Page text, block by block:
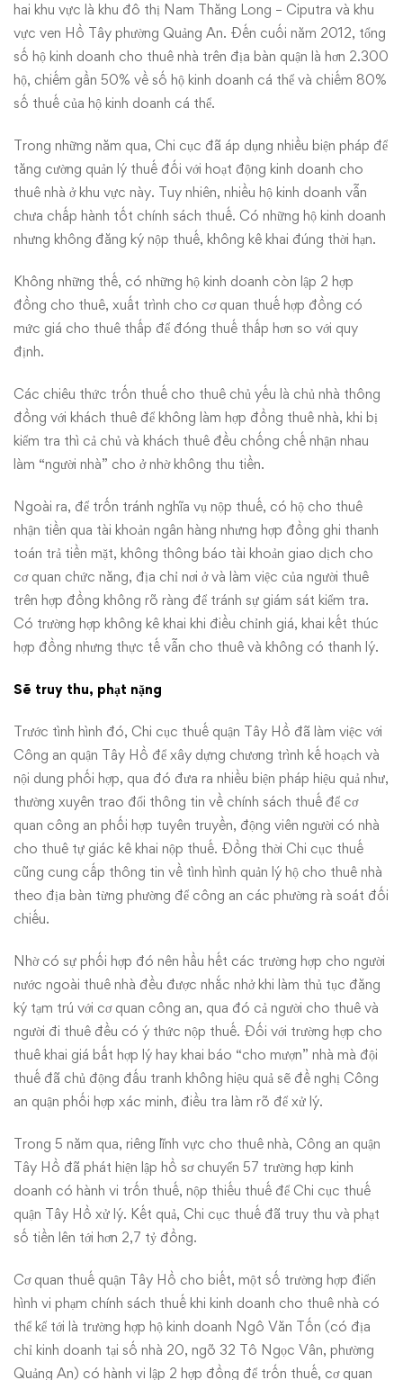
hai khu vực là khu đô thị Nam Thăng Long – Ciputra và khu
vực ven Hồ Tây phường Quảng An. Đến cuối năm 2012, tổng
số hộ kinh doanh cho thuê nhà trên địa bàn quận là hơn 2.300
hộ, chiếm gần 50% về số hộ kinh doanh cá thể và chiếm 80%
số thuế của hộ kinh doanh cá thể.
Trong những năm qua, Chi cục đã áp dụng nhiều biện pháp để
tăng cường quản lý thuế đối với hoạt động kinh doanh cho
thuê nhà ở khu vực này. Tuy nhiên, nhiều hộ kinh doanh vẫn
chưa chấp hành tốt chính sách thuế. Có những hộ kinh doanh
nhưng không đăng ký nộp thuế, không kê khai đúng thời hạn.
Không những thế, có những hộ kinh doanh còn lập 2 hợp
đồng cho thuê, xuất trình cho cơ quan thuế hợp đồng có
mức giá cho thuê thấp để đóng thuế thấp hơn so với quy
định.
Các chiêu thức trốn thuế cho thuê chủ yếu là chủ nhà thông
đồng với khách thuê để không làm hợp đồng thuê nhà, khi bị
kiểm tra thì cả chủ và khách thuê đều chống chế nhận nhau
làm “người nhà” cho ở nhờ không thu tiền.
Ngoài ra, để trốn tránh nghĩa vụ nộp thuế, có hộ cho thuê
nhận tiền qua tài khoản ngân hàng nhưng hợp đồng ghi thanh
toán trả tiền mặt, không thông báo tài khoản giao dịch cho
cơ quan chức năng, địa chỉ nơi ở và làm việc của người thuê
trên hợp đồng không rõ ràng để tránh sự giám sát kiểm tra.
Có trường hợp không kê khai khi điều chỉnh giá, khai kết thúc
hợp đồng nhưng thực tế vẫn cho thuê và không có thanh lý.
Sẽ truy thu, phạt nặng
Trước tình hình đó, Chi cục thuế quận Tây Hồ đã làm việc với
Công an quận Tây Hồ để xây dựng chương trình kế hoạch và
nội dung phối hợp, qua đó đưa ra nhiều biện pháp hiệu quả như,
thường xuyên trao đổi thông tin về chính sách thuế để cơ
quan công an phối hợp tuyên truyền, động viên người có nhà
cho thuê tự giác kê khai nộp thuế. Đồng thời Chi cục thuế
cũng cung cấp thông tin về tình hình quản lý hộ cho thuê nhà
theo địa bàn từng phường để công an các phường rà soát đối
chiếu.
Nhờ có sự phối hợp đó nên hầu hết các trường hợp cho người
nước ngoài thuê nhà đều được nhắc nhở khi làm thủ tục đăng
ký tạm trú với cơ quan công an, qua đó cả người cho thuê và
người đi thuê đều có ý thức nộp thuế. Đối với trường hợp cho
thuê khai giá bất hợp lý hay khai báo “cho mượn” nhà mà đội
thuế đã chủ động đấu tranh không hiệu quả sẽ đề nghị Công
an quận phối hợp xác minh, điều tra làm rõ để xử lý.
Trong 5 năm qua, riêng lĩnh vực cho thuê nhà, Công an quận
Tây Hồ đã phát hiện lập hồ sơ chuyển 57 trường hợp kinh
doanh có hành vi trốn thuế, nộp thiếu thuế để Chi cục thuế
quận Tây Hồ xử lý. Kết quả, Chi cục thuế đã truy thu và phạt
số tiền lên tới hơn 2,7 tỷ đồng.
Cơ quan thuế quận Tây Hồ cho biết, một số trường hợp điển
hình vi phạm chính sách thuế khi kinh doanh cho thuê nhà có
thể kể tới là trường hợp hộ kinh doanh Ngô Văn Tốn (có địa
chỉ kinh doanh tại số nhà 20, ngõ 32 Tô Ngọc Vân, phường
Quảng An) có hành vi lập 2 hợp đồng để trốn thuế, cơ quan